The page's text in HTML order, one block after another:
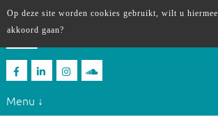
Menu ↓
Op deze site worden cookies gebruikt, wilt u hiermee
akkoord gaan?